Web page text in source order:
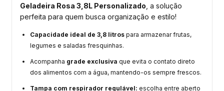
Geladeira Rosa 3,8L Personalizado , a solução
perfeita para quem busca organização e estilo!
Capacidade ideal de 3,8 litros para armazenar frutas,
legumes e saladas fresquinhas.
Acompanha grade exclusiva que evita o contato direto
dos alimentos com a água, mantendo-os sempre frescos.
Tampa com respirador regulável: escolha entre aberto